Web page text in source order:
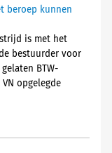
beroep kunnen
is met het
bestuurder voor
BTW-
opgelegde